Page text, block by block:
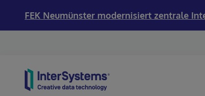
FEK Neumünster modernisiert zentrale